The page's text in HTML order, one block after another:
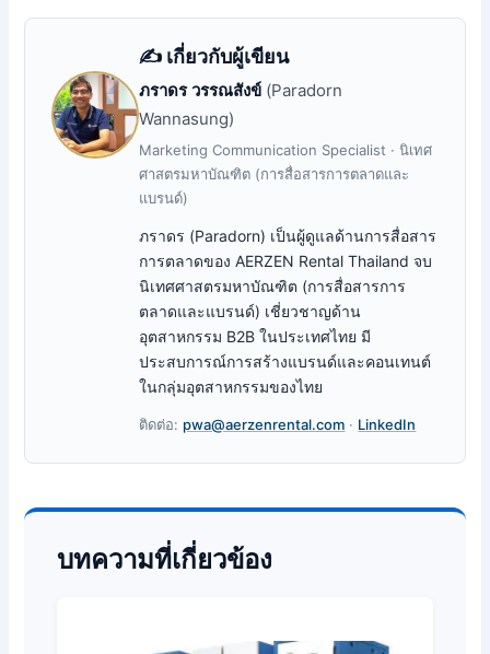
✍️ เกี่ยวกับผู้เขียน
ภราดร วรรณสังข์ (Paradorn
Wannasung)
Marketing Communication Specialist · นิเทศ
ศาสตรมหาบัณฑิต (การสื่อสารการตลาดและ
แบรนด์)
ภราดร (Paradorn) เป็นผู้ดูแลด้านการสื่อสาร
การตลาดของ AERZEN Rental Thailand จบ
นิเทศศาสตรมหาบัณฑิต (การสื่อสารการ
ตลาดและแบรนด์) เชี่ยวชาญด้าน
อุตสาหกรรม B2B ในประเทศไทย มี
ประสบการณ์การสร้างแบรนด์และคอนเทนต์
ในกลุ่มอุตสาหกรรมของไทย
ติดต่อ: pwa@aerzenrental.com · LinkedIn
บทความที่เกี่ยวข้อง